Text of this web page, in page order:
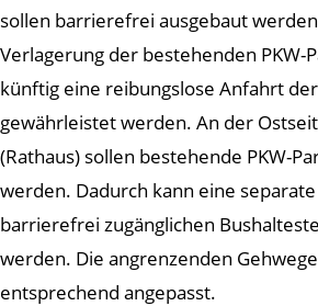
sollen barrierefrei ausgebaut
Verlagerung der bestehenden PKW-
künftig eine reibungslose Anfahrt
gewährleistet werden. An der
(Rathaus) sollen bestehende PKW-
werden. Dadurch kann eine
barrierefrei zugänglichen
werden. Die angrenzenden
entsprechend angepasst.